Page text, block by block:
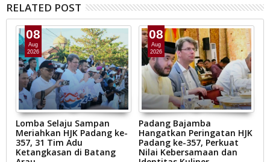
RELATED POST
08
Aug
2026
Lomba Selaju Sampan
Meriahkan HJK Padang ke-
357, 31 Tim Adu
Ketangkasan di Batang
08
Aug
2026
Padang Bajamba
Hangatkan Peringatan HJK
Padang ke-357, Perkuat
Nilai Kebersamaan dan